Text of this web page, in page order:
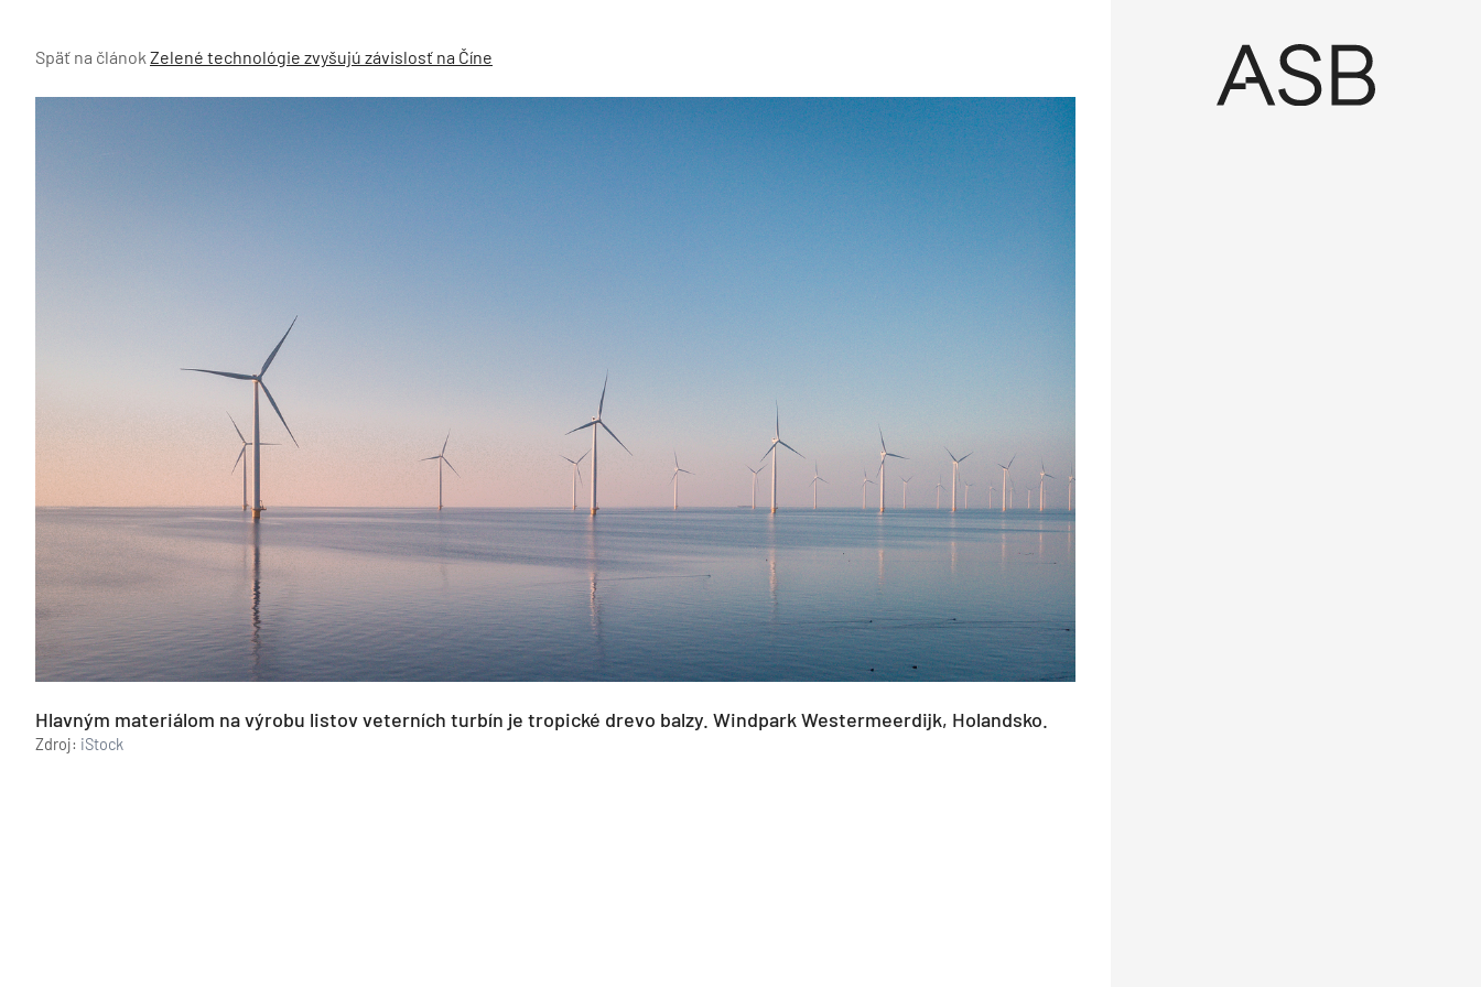
Späť na článok Zelené technológie zvyšujú závislosť na Číne
Hlavným materiálom na výrobu listov veterních turbín je tropické drevo balzy. Windpark Westermeerdijk, Holandsko.
Zdroj: iStock